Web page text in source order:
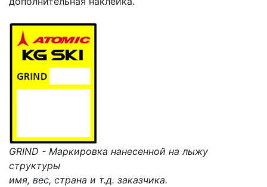
GRIND - Маркировка нанесенной на лыжу
структуры
имя, вес, страна и т.д. заказчика.